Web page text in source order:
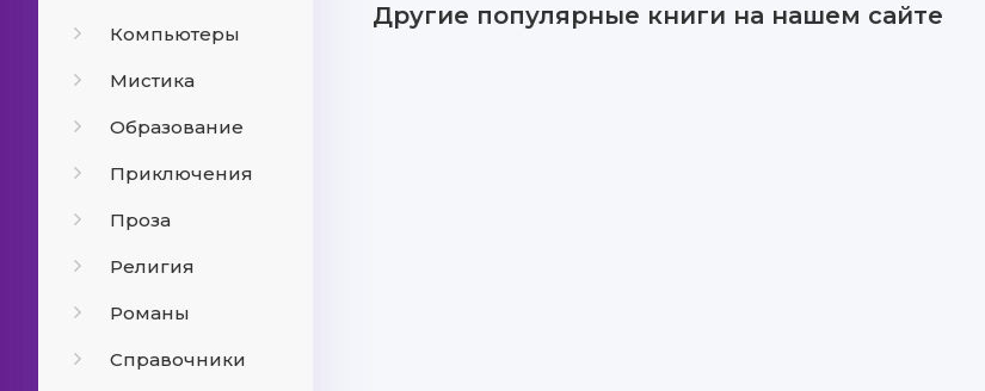
Компьютеры
Мистика
Образование
Приключения
Проза
Религия
Романы
Справочники
Другие популярные книги на нашем сайте